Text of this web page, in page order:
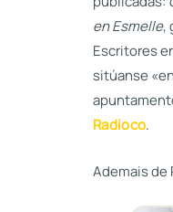
en Esmelle,
Escritores
sitúanse
Radioco.
Ademais de